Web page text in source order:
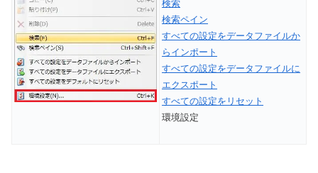
検索
検索ペイン
すべての設定をデータファイルか
らインポート
すべての設定をデータファイルに
エクスポート
すべての設定をリセット
環境設定